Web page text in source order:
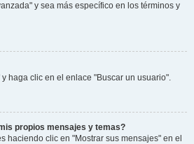
y sea más específico en los términos y
haga clic en el enlace "Buscar un usuario".
propios mensajes y temas?
haciendo clic en "Mostrar sus mensajes" en el